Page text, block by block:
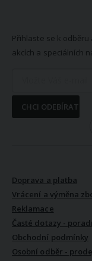
Přihlaste se k
akcích a speciálních
CHCI ODEBÍRAT
Doprava a platba
Vrácení a výměna
Reklamace
Časté dotazy -
Obchodní podmínky
Osobní odběr -